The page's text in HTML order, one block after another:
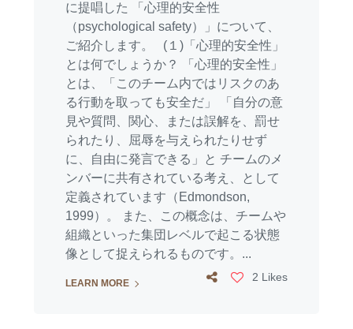
に提唱した 「心理的安全性
（psychological safety）」について、
ご紹介します。 (１)「心理的安全性」
とは何でしょうか？ 「心理的安全性」
とは、「このチーム内ではリスクのあ
る行動を取っても安全だ」 「自分の意
見や質問、関心、または誤解を、罰せ
られたり、屈辱を与えられたりせず
に、自由に発言できる」と チームのメ
ンバーに共有されている考え、として
定義されています（Edmondson,
1999）。 また、この概念は、チームや
組織といった集団レベルで起こる状態
像として捉えられるものです。...
LEARN MORE 2 Likes